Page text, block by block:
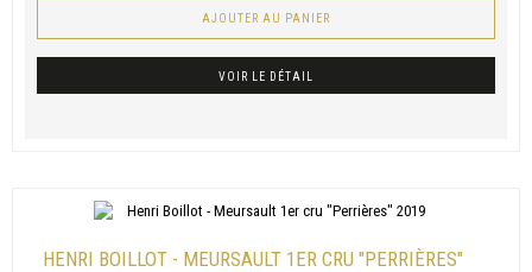
AJOUTER AU PANIER
VOIR LE DÉTAIL
HENRI BOILLOT - MEURSAULT 1ER CRU "PERRIÈRES"